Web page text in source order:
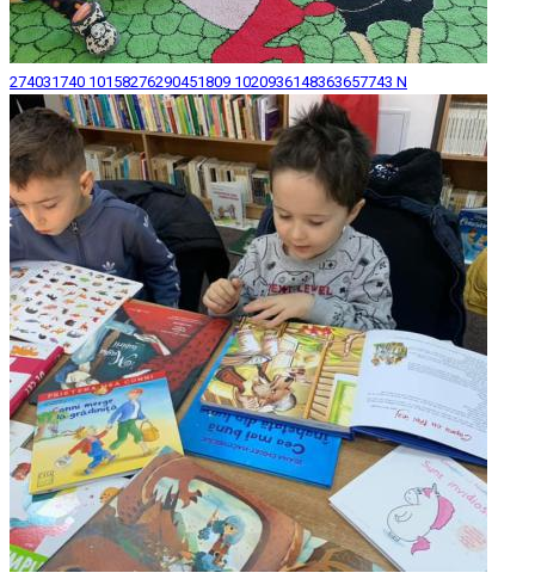
274031740 10158276290451809 1020936148363657743 N